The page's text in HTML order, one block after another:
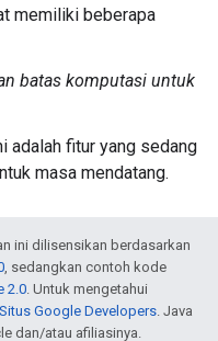
memiliki beberapa
batas komputasi untuk
adalah fitur yang sedang
masa mendatang.
ini dilisensikan berdasarkan
, sedangkan contoh kode
2.0. Untuk mengetahui
Google Developers. Java
dan/atau afiliasinya.